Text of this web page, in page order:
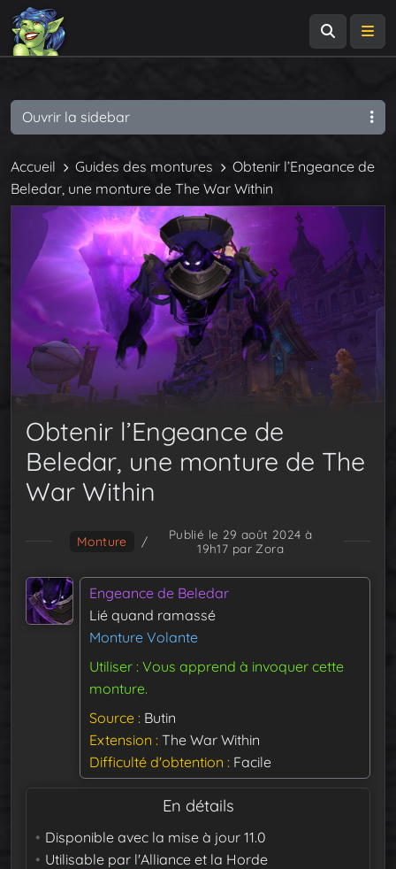
Accueil Guides des montures
Obtenir l’Engeance de
Beledar, une monture de The War Within
Obtenir l’Engeance de
Beledar, une monture de The
War Within
Monture /
Publié le 29 août 2024 à
19h17 par Zora
Engeance de Beledar
Lié quand ramassé
Monture Volante
Utiliser : Vous apprend à invoquer cette
monture.
Source Butin
Extension The War Within
Difficulté d'obtention
Facile
En détails
Disponible avec la mise à jour 11.0
Utilisable par l'Alliance et la Horde
Ouvrir la sidebar